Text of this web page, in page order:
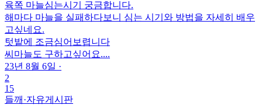
육쪽 마늘심는시기 궁금합니다.
해마다 마늘을 실패하다보니 심는 시기와 방법을 자세히 배우
고싶네요.
텃밭에 조금심어보렵니다
씨마늘도 구하고싶어요....
23년 8월 6일 ·
2
15
들깨 ·자유게시판